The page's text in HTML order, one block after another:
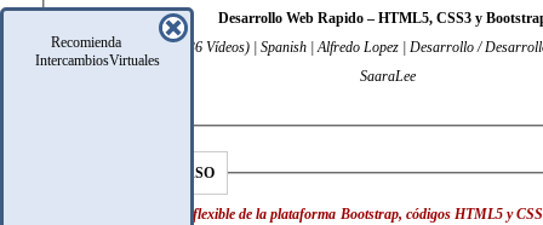
Recomienda
IntercambiosVirtuales
Desarrollo Web Rapido – HTML5, CSS3 y
851 MB | 4 Horas (36 Vídeos) | Spanish | Alfredo Lopez | Desarrollo / Desarrollo web | 2015 |
SaaraLee
DESCRIPCIÓN DEL CURSO
Desarrollo web veloz y flexible de la plataforma Bootstrap, códigos HTML5 y